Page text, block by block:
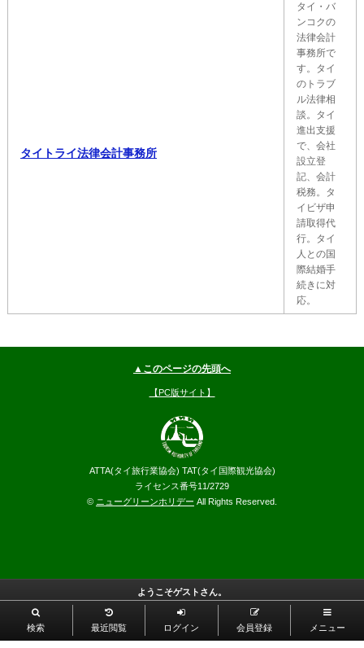
タイトライ法律会計事務所
タイ・バ
ンコクの
法律会計
事務所で
す。タイ
のトラブ
ル法律相
談。タイ
進出支援
で、会社
設立登
記、会計
税務。タ
イビザ申
請取得代
行。タイ
人との国
際結婚手
続きに対
応。
▲このページの先頭へ
【PC版サイト】
ATTA(タイ旅行業協会) TAT(タイ国際観光協会)
ライセンス番号11/2729
© ニューグリーンホリデー All Rights Reserved.
ようこそゲストさん。
検索 最近閲覧 ログイン 会員登録 メニュー